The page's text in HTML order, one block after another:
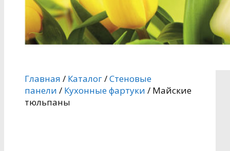
Главная / Каталог/Стеновые
панели / Кухонные фартуки / Майские
тюльпаны